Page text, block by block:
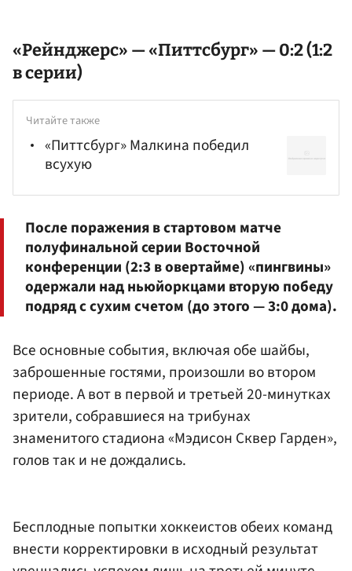
«Рейнджерс» — «Питтсбург» — 0:2 (1:2
в серии)
Читайте также
«Питтсбург» Малкина победил
всухую
После поражения в стартовом матче
полуфинальной серии Восточной
конференции (2:3 в овертайме) «пингвины»
одержали над ньюйоркцами вторую победу
подряд с сухим счетом (до этого — 3:0 дома).
Все основные события, включая обе шайбы,
заброшенные гостями, произошли во втором
периоде. А вот в первой и третьей 20-минутках
зрители, собравшиеся на трибунах
знаменитого стадиона «Мэдисон Сквер Гарден»,
голов так и не дождались.
Бесплодные попытки хоккеистов обеих команд
внести корректировки в исходный результат